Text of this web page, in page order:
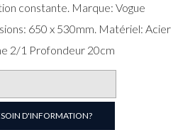
constante. Marque: Vogue
650 x 530mm. Matériel: Acier
2/1 Profondeur 20cm
de
BAC
D'INFORMATION?